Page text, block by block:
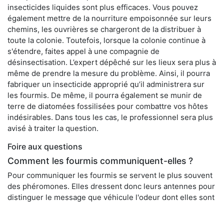
insecticides liquides sont plus efficaces. Vous pouvez
également mettre de la nourriture empoisonnée sur leurs
chemins, les ouvrières se chargeront de la distribuer à
toute la colonie. Toutefois, lorsque la colonie continue à
s'étendre, faites appel à une compagnie de
désinsectisation. L’expert dépêché sur les lieux sera plus à
même de prendre la mesure du problème. Ainsi, il pourra
fabriquer un insecticide approprié qu’il administrera sur
les fourmis. De même, il pourra également se munir de
terre de diatomées fossilisées pour combattre vos hôtes
indésirables. Dans tous les cas, le professionnel sera plus
avisé à traiter la question.
Foire aux questions
Comment les fourmis communiquent-elles ?
Pour communiquer les fourmis se servent le plus souvent
des phéromones. Elles dressent donc leurs antennes pour
distinguer le message que véhicule l'odeur dont elles sont